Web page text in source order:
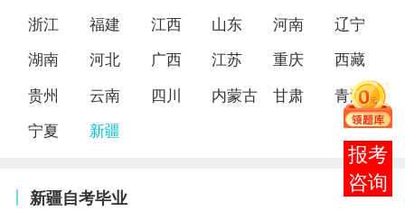
浙江
福建 江西 山东 河南
辽宁
湖南
河北 广西 江苏 重庆
西藏
贵州
云南 四川 内蒙古 甘肃
青海
宁夏
新疆
新疆自考毕业
报考
咨询